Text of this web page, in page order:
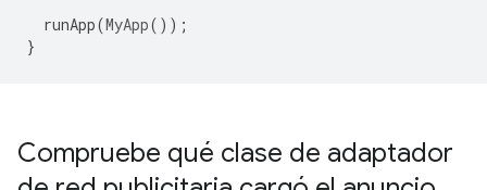
runApp(MyApp());
}
Compruebe qué clase de adaptador